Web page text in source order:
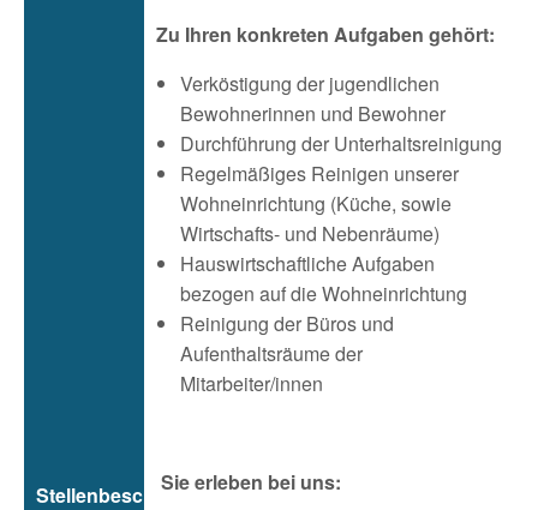
Stellenbeschreibung
Zu Ihren konkreten Aufgaben gehört:
Verköstigung der jugendlichen
Bewohnerinnen und Bewohner
Durchführung der Unterhaltsreinigung
Regelmäßiges Reinigen unserer
Wohneinrichtung (Küche, sowie
Wirtschafts- und Nebenräume)
Hauswirtschaftliche Aufgaben
bezogen auf die Wohneinrichtung
Reinigung der Büros und
Aufenthaltsräume der
Mitarbeiter/innen
Sie erleben bei uns: